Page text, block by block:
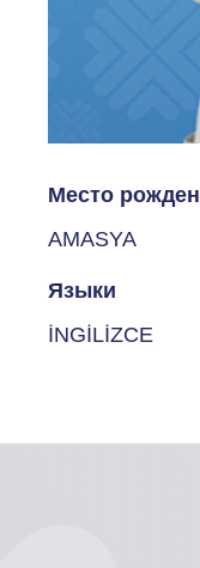
Место
AMASYA
Языки
İNGİLİZCE